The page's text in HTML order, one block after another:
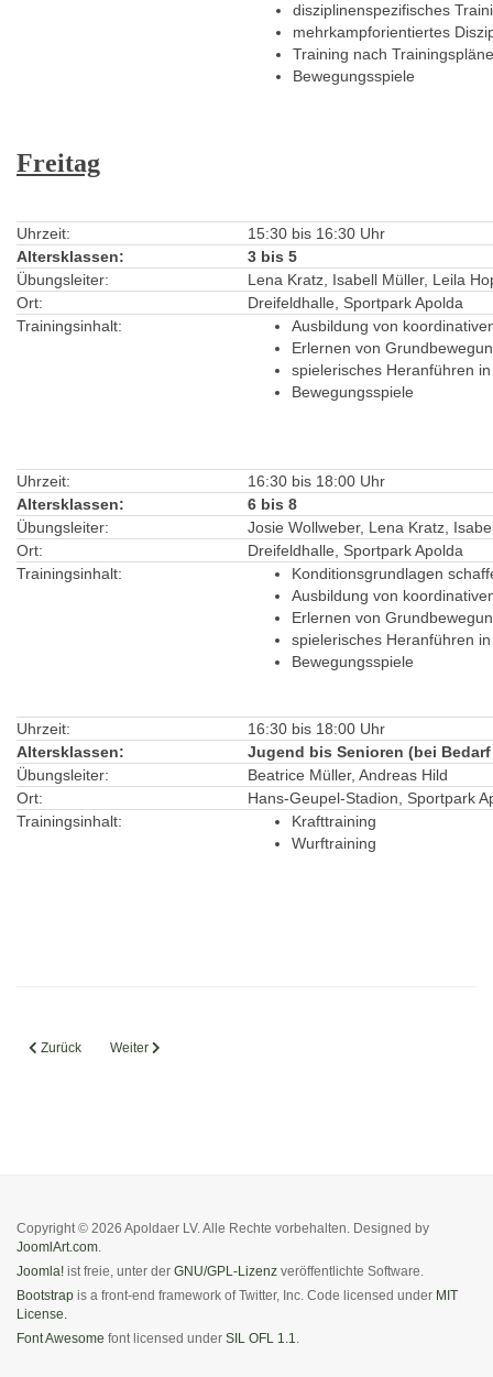
disziplinenspezifisches
mehrkampforientiertes
Training nach
Bewegungsspiele
Freitag
Uhrzeit:
15:30 bis 16:30 Uhr
Altersklassen:
3 bis 5
Übungsleiter:
Lena Kratz, Isabell Müller, Leila
Ort:
Dreifeldhalle, Sportpark Apolda
Trainingsinhalt:
Ausbildung von
Erlernen von
spielerisches Heranführen
Bewegungsspiele
Uhrzeit:
16:30 bis 18:00 Uhr
Altersklassen:
6 bis 8
Übungsleiter:
Josie Wollweber, Lena Kratz,
Ort:
Dreifeldhalle, Sportpark Apolda
Trainingsinhalt:
Konditionsgrundlagen
Ausbildung von
Erlernen von
spielerisches Heranführen
Bewegungsspiele
Uhrzeit:
16:30 bis 18:00 Uhr
Altersklassen:
Jugend bis Senioren (bei
Übungsleiter:
Beatrice Müller, Andreas Hild
Ort:
Hans-Geupel-Stadion, Sportpark
Trainingsinhalt:
Krafttraining
Wurftraining
Vorheriger Beitrag: Werden sie Mitglied in unserem Verein!
Zurück Nächster Beitrag: Termine & Wettkämpfe 2023
Weiter
Copyright © 2026 Apoldaer LV. Alle Rechte vorbehalten. Designed by
JoomlArt.com.
Joomla! ist freie, unter der GNU/GPL-Lizenz veröffentlichte Software.
Bootstrap is a front-end framework of Twitter, Inc. Code licensed under MIT
License.
Font Awesome font licensed under SIL OFL 1.1.